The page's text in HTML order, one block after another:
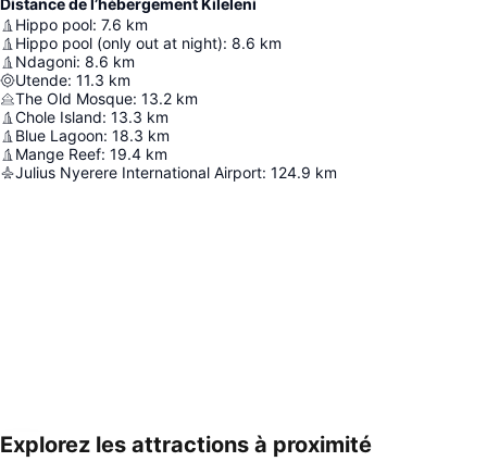
Distance de l’hébergement Kileleni
Hippo pool: 7.6 km
Hippo pool (only out at night): 8.6 km
Ndagoni: 8.6 km
Utende: 11.3 km
The Old Mosque: 13.2 km
Chole Island: 13.3 km
Blue Lagoon: 18.3 km
Mange Reef: 19.4 km
Julius Nyerere International Airport: 124.9 km
Explorez les attractions à proximité